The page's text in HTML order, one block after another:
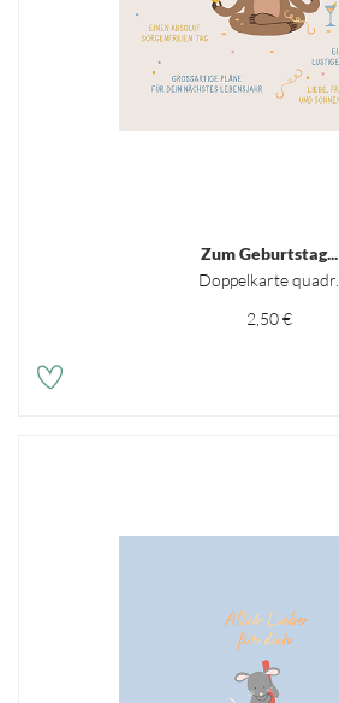
Zum Geburtstag...
Doppelkarte quadr.
2,50 €